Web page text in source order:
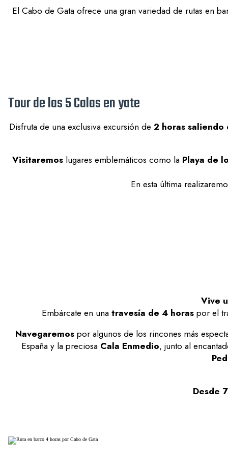
El Cabo de Gata ofrece una gran variedad de rutas en
Tour de las 5 Calas en yate
Disfruta de una exclusiva excursión de 2 horas saliendo
Visitaremoslugares emblemáticos como la Playa de
En esta última
Vive
Embárcate en una travesía de 4 horaspor el
Navegaremospor algunos de los rincones más
España y la preciosa Cala Enmedio, junto al
Desde